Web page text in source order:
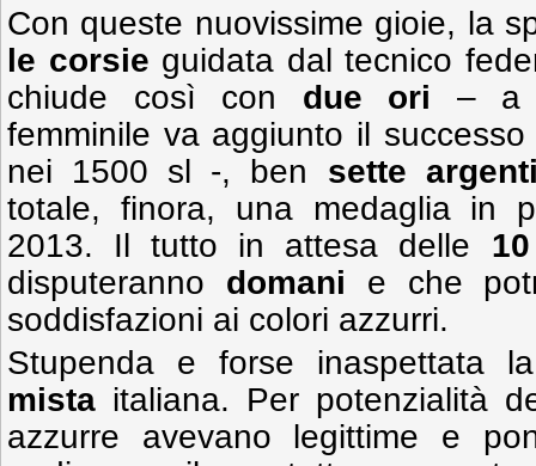
Con queste nuovissime gioie, la
le corsie guidata dal tecnico
chiude così con due ori – a
femminile va aggiunto il
nei 1500 sl -, ben sette
totale, finora, una medaglia in
2013. Il tutto in attesa delle
disputeranno domani e che
soddisfazioni ai colori azzurri.
Stupenda e forse inaspettata
mista italiana. Per potenzialità
azzurre avevano legittime e